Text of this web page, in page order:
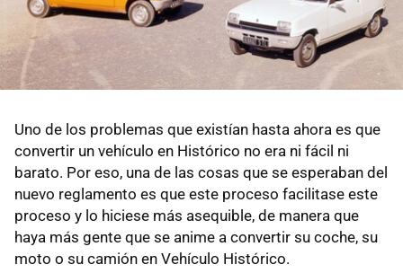
Uno de los problemas que existían hasta ahora es que
convertir un vehículo en Histórico no era ni fácil ni
barato. Por eso, una de las cosas que se esperaban del
nuevo reglamento es que este proceso facilitase este
proceso y lo hiciese más asequible, de manera que
haya más gente que se anime a convertir su coche, su
moto o su camión en Vehículo Histórico.